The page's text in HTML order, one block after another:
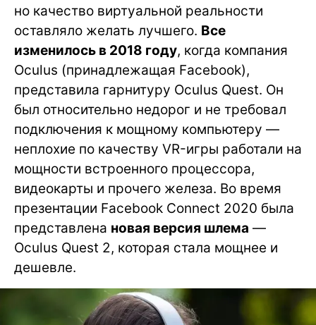
но качество виртуальной реальности
оставляло желать лучшего. Все
изменилось в 2018 году, когда компания
Oculus (принадлежащая Facebook),
представила гарнитуру Oculus Quest. Он
был относительно недорог и не требовал
подключения к мощному компьютеру —
неплохие по качеству VR-игры работали на
мощности встроенного процессора,
видеокарты и прочего железа. Во время
презентации Facebook Connect 2020 была
представлена новая версия шлема —
Oculus Quest 2, которая стала мощнее и
дешевле.